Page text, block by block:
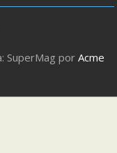
SuperMag porAcme